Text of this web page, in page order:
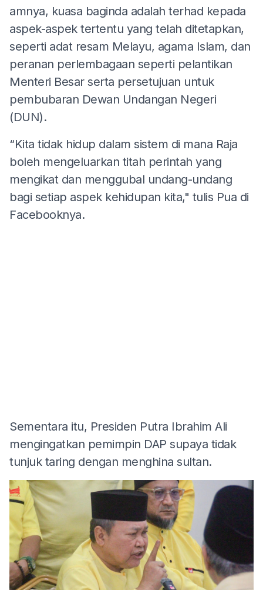
amnya, kuasa baginda adalah terhad kepada
aspek-aspek tertentu yang telah ditetapkan,
seperti adat resam Melayu, agama Islam, dan
peranan perlembagaan seperti pelantikan
Menteri Besar serta persetujuan untuk
pembubaran Dewan Undangan Negeri
(DUN).
“Kita tidak hidup dalam sistem di mana Raja
boleh mengeluarkan titah perintah yang
mengikat dan menggubal undang-undang
bagi setiap aspek kehidupan kita," tulis Pua di
Facebooknya.
Sementara itu, Presiden Putra Ibrahim Ali
mengingatkan pemimpin DAP supaya tidak
tunjuk taring dengan menghina sultan.